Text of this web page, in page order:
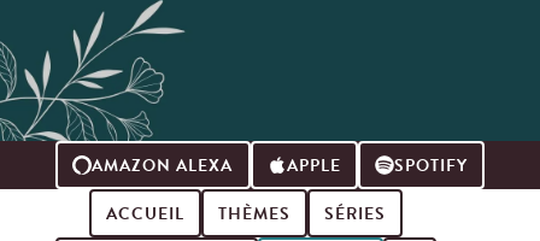
AMAZON ALEXA APPLE
SPOTIFY
ACCUEIL
THÈMES
SÉRIES